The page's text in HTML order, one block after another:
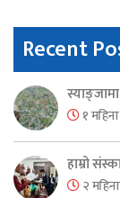
Recent
१
हाम्रो
२